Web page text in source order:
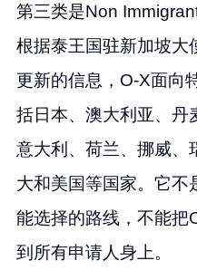
第三类是Non
根据泰王国驻新加坡大
更新的信息，O-X面向
括日本、澳大利亚、丹
意大利、荷兰、挪威、
大和美国等国家。它不
能选择的路线，不能把
到所有申请人身上。